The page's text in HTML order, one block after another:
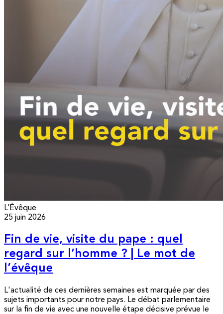
L’Évêque
25 juin 2026
Fin de vie, visite du pape : quel
regard sur l’homme ? | Le mot de
l’évêque
L'actualité de ces dernières semaines est marquée par des
sujets importants pour notre pays. Le débat parlementaire
sur la fin de vie avec une nouvelle étape décisive prévue le